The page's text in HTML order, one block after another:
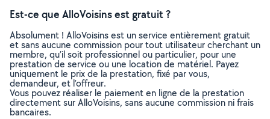
Est-ce que AlloVoisins est gratuit ?
Absolument ! AlloVoisins est un service entièrement gratuit
et sans aucune commission pour tout utilisateur cherchant un
membre, qu’il soit professionnel ou particulier, pour une
prestation de service ou une location de matériel. Payez
uniquement le prix de la prestation, fixé par vous,
demandeur, et l’offreur.
Vous pouvez réaliser le paiement en ligne de la prestation
directement sur AlloVoisins, sans aucune commission ni frais
bancaires.